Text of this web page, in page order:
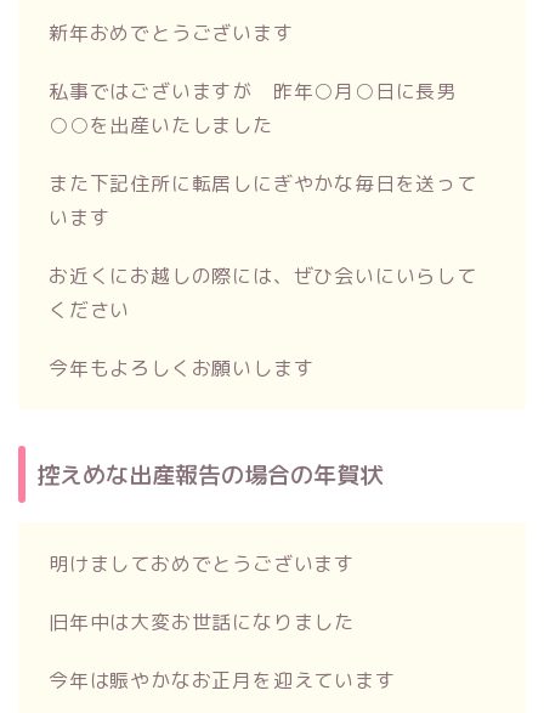
新年おめでとうございます
私事ではございますが 昨年○月○日に長男
○○を出産いたしました
また下記住所に転居しにぎやかな毎日を送って
います
お近くにお越しの際には、ぜひ会いにいらして
ください
今年もよろしくお願いします
控えめな出産報告の場合の年賀状
明けましておめでとうございます
旧年中は大変お世話になりました
今年は賑やかなお正月を迎えています